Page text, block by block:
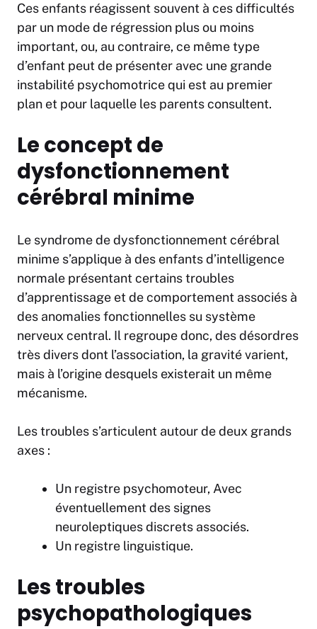
Ces enfants réagissent souvent à ces difficultés
par un mode de régression plus ou moins
important, ou, au contraire, ce même type
d’enfant peut de présenter avec une grande
instabilité psychomotrice qui est au premier
plan et pour laquelle les parents consultent.
Le concept de
dysfonctionnement
cérébral minime
Le syndrome de dysfonctionnement cérébral
minime s’applique à des enfants d’intelligence
normale présentant certains troubles
d’apprentissage et de comportement associés à
des anomalies fonctionnelles su système
nerveux central. Il regroupe donc, des désordres
très divers dont l’association, la gravité varient,
mais à l’origine desquels existerait un même
mécanisme.
Les troubles s’articulent autour de deux grands
axes :
Un registre psychomoteur, Avec
éventuellement des signes
neuroleptiques discrets associés.
Un registre linguistique.
Les troubles
psychopathologiques